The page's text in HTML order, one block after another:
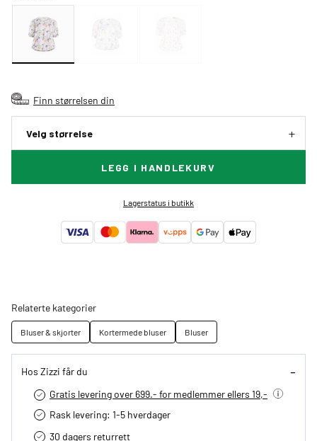
Finn størrelsen din
Velg størrelse
LEGG I HANDLEKURV
Lagerstatus i butikk
Relaterte kategorier
Bluser & skjorter Kortermede bluser Bluser
Hos Zizzi får du
Gratis levering over 699.- for medlemmer ellers 19,-
Rask levering: 1-5 hverdager
30 dagers returrett